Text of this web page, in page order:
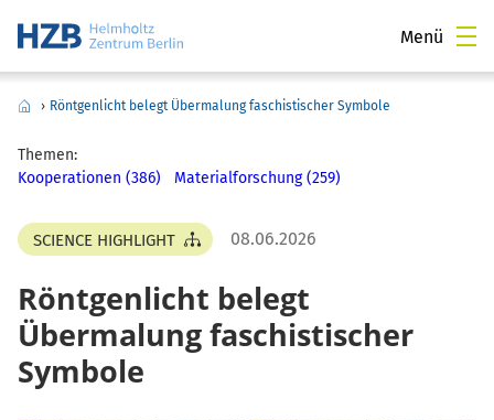
Menü
› Röntgenlicht belegt Übermalung faschistischer Symbole
Themen:
Kooperationen (386)
Materialforschung (259)
SCIENCE HIGHLIGHT 08.06.2026
Röntgenlicht belegt
Übermalung faschistischer
Symbole